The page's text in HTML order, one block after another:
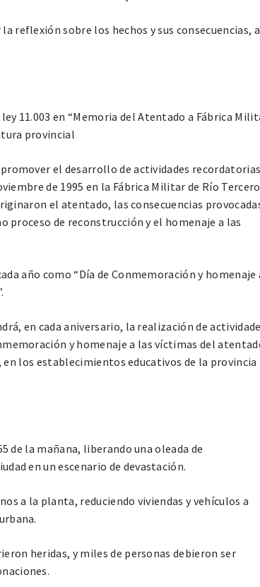
reflexión sobre los hechos y sus consecuencias,
11.003 en “Memoria del Atentado a Fábrica
provincial
el desarrollo de actividades recordatorias
de 1995 en la Fábrica Militar de Río Tercero
el atentado, las consecuencias
proceso de reconstrucción y el homenaje a las
año como “Día de Conmemoración y homenaje
en cada aniversario, la realización de
y homenaje a las víctimas del
los establecimientos educativos de la provincia
de la mañana, liberando una oleada de
en un escenario de devastación.
a la planta, reduciendo viviendas y vehículos a
heridas, y miles de personas debieron ser